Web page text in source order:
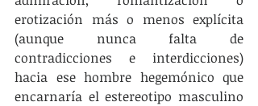
erotización más o menos explícita
(aunque nunca falta de
contradicciones e interdicciones)
hacia ese hombre hegemónico que
encarnaría el estereotipo masculino